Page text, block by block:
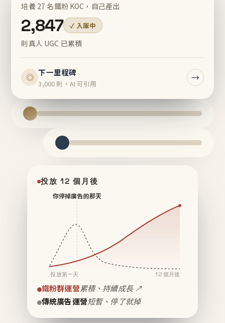
培養 27 名鐵粉 KOC，自己產出
2,847 ✓ 入庫中
則真人 UGC 已累積
◎ 下一里程碑
3,000 則・AI 可引用
→
投放 12 個月後
你停掉廣告的那天
投放第一天 12 個月後
鐵粉群運營累積、持續成長 ↗
傳統廣告運營短暫、停了就掉